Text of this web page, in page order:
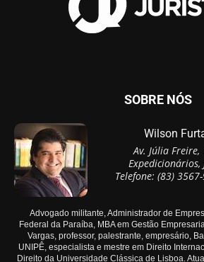
SOBRE NÓS
Wilson
Av. Júlia Freire,
Expedicionários,
Telefone: (83)
Advogado militante, Administrador de
Federal da Paraíba, MBA em Gestão
Vargas, professor, palestrante, empresário,
UNIPÊ, especialista e mestre em Direito
Direito da Universidade Clássica de Lisboa.